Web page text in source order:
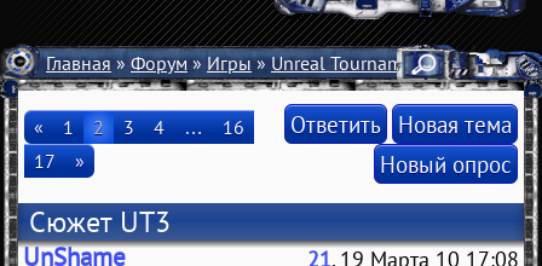
Главная»Форум»Игры»Unreal Tournament 3» Сюжет
« 1 2 3 4 …
16
17
»
Ответить Новая тема
Новый опрос
Сюжет UT3
UnShame 21, 19 Марта 10 17:08